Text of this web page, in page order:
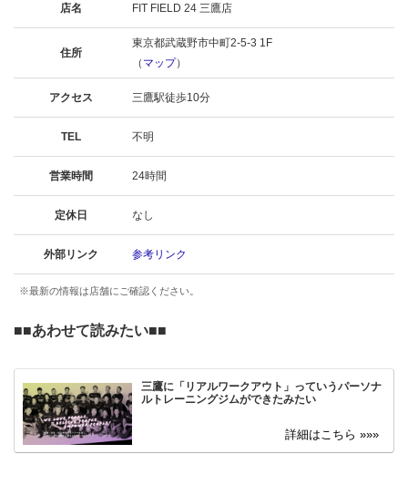
店名 FIT FIELD 24 三鷹店
住所
東京都武蔵野市中町2-5-3 1F
（ マップ）
アクセス 三鷹駅徒歩10分
TEL 不明
営業時間 24時間
定休日 なし
外部リンク 参考リンク
※最新の情報は店舗にご確認ください。
■■あわせて読みたい■■
三鷹に「リアルワークアウト」っていうパーソナ
ルトレーニングジムができたみたい